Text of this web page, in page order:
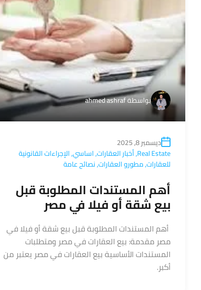
بواسطةahmed ashraf
ديسمبر 8, 2025
Real Estate
,أخبار العقارات,اساسي,الإجراءات القانونية
للعقارات,مطورو العقارات,نصائح عامة
أهم المستندات المطلوبة قبل
بيع شقة أو فيلا في مصر
أهم المستندات المطلوبة قبل بيع شقة أو فيلا في
مصر مقدمة: بيع العقارات في مصر ومتطلبات
المستندات الأساسية بيع العقارات في مصر يعتبر من
أكبر.